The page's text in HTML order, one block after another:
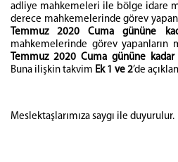
adliye mahkemeleri ile bölge idare
derece mahkemelerinde görev
Temmuz 2020 Cuma gününe
mahkemelerinde görev yapanların
Temmuz 2020 Cuma gününe kadar
Buna ilişkin takvim Ek 1 ve 2’de
Meslektaşlarımıza saygı ile duyurulur.